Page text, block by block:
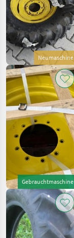
Neumaschine
Gebrauchtmaschine